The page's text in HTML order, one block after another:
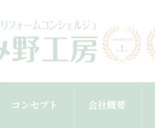
コンセプト 会社概要